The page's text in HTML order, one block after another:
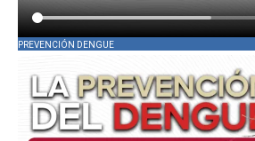
PREVENCIÓN DENGUE